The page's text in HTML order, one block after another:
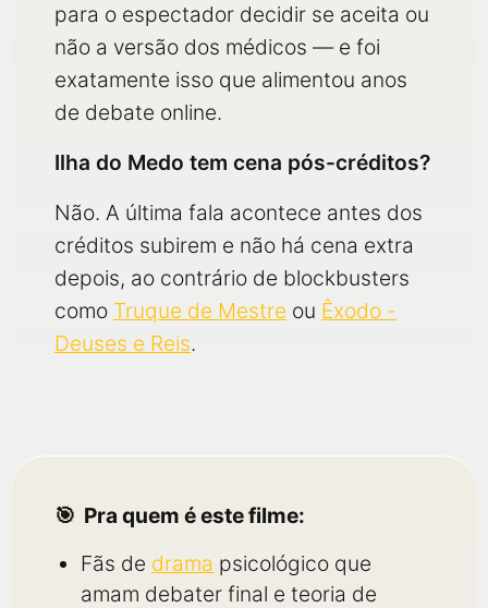
para o espectador decidir se aceita ou
não a versão dos médicos — e foi
exatamente isso que alimentou anos
de debate online.
Ilha do Medo tem cena pós-créditos?
Não. A última fala acontece antes dos
créditos subirem e não há cena extra
depois, ao contrário de blockbusters
como Truque de Mestre ou Êxodo -
Deuses e Reis.
Pra quem é este filme:
Fãs de drama psicológico que
amam debater final e teoria de